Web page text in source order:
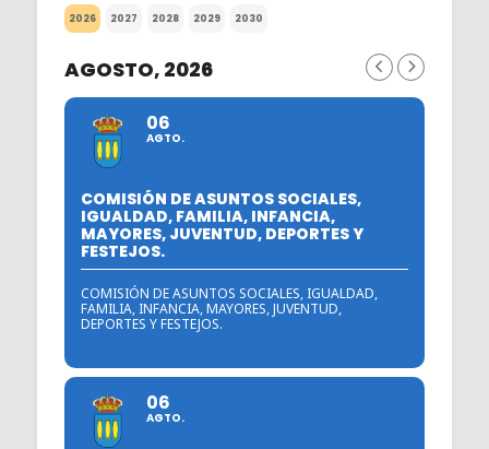
2026 2027 2028 2029 2030
AGOSTO, 2026
06
AGTO.
COMISIÓN DE ASUNTOS SOCIALES,
IGUALDAD, FAMILIA, INFANCIA,
MAYORES, JUVENTUD, DEPORTES Y
FESTEJOS.
COMISIÓN DE ASUNTOS SOCIALES, IGUALDAD,
FAMILIA, INFANCIA, MAYORES, JUVENTUD,
DEPORTES Y FESTEJOS.
06
AGTO.